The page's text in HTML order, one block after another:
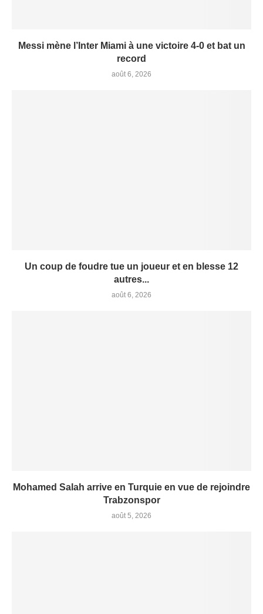
Messi mène l’Inter Miami à une victoire 4-0 et bat un
record
août 6, 2026
Un coup de foudre tue un joueur et en blesse 12
autres...
août 6, 2026
Mohamed Salah arrive en Turquie en vue de rejoindre
Trabzonspor
août 5, 2026